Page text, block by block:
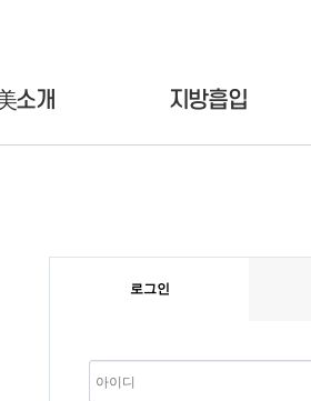
소개 지방흡입
로그인